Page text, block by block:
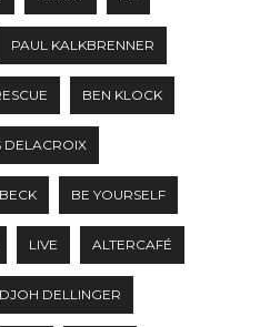
PAUL KALKBRENNER
BEN KLOCK
DELACROIX
BE YOURSELF
LIVE ALTERCAFÉ
DJOH DELLINGER